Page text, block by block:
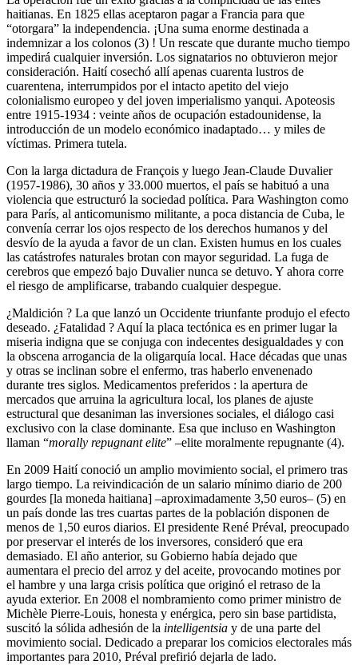
haitianas. En 1825 ellas aceptaron pagar a Francia para que
“otorgara” la independencia. ¡Una suma enorme destinada a
indemnizar a los colonos (3) ! Un rescate que durante mucho tiempo
impedirá cualquier inversión. Los signatarios no obtuvieron mejor
consideración. Haití cosechó allí apenas cuarenta lustros de
cuarentena, interrumpidos por el intacto apetito del viejo
colonialismo europeo y del joven imperialismo yanqui. Apoteosis
entre 1915-1934 : veinte años de ocupación estadounidense, la
introducción de un modelo económico inadaptado… y miles de
víctimas. Primera tutela.
Con la larga dictadura de François y luego Jean-Claude Duvalier
(1957-1986), 30 años y 33.000 muertos, el país se habituó a una
violencia que estructuró la sociedad política. Para Washington como
para París, al anticomunismo militante, a poca distancia de Cuba, le
convenía cerrar los ojos respecto de los derechos humanos y del
desvío de la ayuda a favor de un clan. Existen humus en los cuales
las catástrofes naturales brotan con mayor seguridad. La fuga de
cerebros que empezó bajo Duvalier nunca se detuvo. Y ahora corre
el riesgo de amplificarse, trabando cualquier despegue.
¿Maldición ? La que lanzó un Occidente triunfante produjo el efecto
deseado. ¿Fatalidad ? Aquí la placa tectónica es en primer lugar la
miseria indigna que se conjuga con indecentes desigualdades y con
la obscena arrogancia de la oligarquía local. Hace décadas que unas
y otras se inclinan sobre el enfermo, tras haberlo envenenado
durante tres siglos. Medicamentos preferidos : la apertura de
mercados que arruina la agricultura local, los planes de ajuste
estructural que desaniman las inversiones sociales, el diálogo casi
exclusivo con la clase dominante. Esa que incluso en Washington
llaman “morally repugnant elite” –elite moralmente repugnante (4).
En 2009 Haití conoció un amplio movimiento social, el primero tras
largo tiempo. La reivindicación de un salario mínimo diario de 200
gourdes [la moneda haitiana] –aproximadamente 3,50 euros– (5) en
un país donde las tres cuartas partes de la población disponen de
menos de 1,50 euros diarios. El presidente René Préval, preocupado
por preservar el interés de los inversores, consideró que era
demasiado. El año anterior, su Gobierno había dejado que
aumentara el precio del arroz y del aceite, provocando motines por
el hambre y una larga crisis política que originó el retraso de la
ayuda exterior. En 2008 el nombramiento como primer ministro de
Michèle Pierre-Louis, honesta y enérgica, pero sin base partidista,
suscitó la sólida adhesión de la intelligentsia y de una parte del
movimiento social. Dedicado a preparar los comicios electorales más
importantes para 2010, Préval prefirió dejarla de lado.